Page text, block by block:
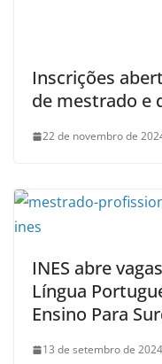
Inscrições
de mestrado e
22 de novembro de
INES abre
Língua
Ensino Para
13 de setembro de 2024